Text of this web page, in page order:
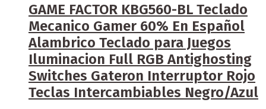
GAME FACTOR KBG560-BL Teclado
Mecanico Gamer 60% En Español
Alambrico Teclado para Juegos
Iluminacion Full RGB Antighosting
Switches Gateron Interruptor Rojo
Teclas Intercambiables Negro/Azul